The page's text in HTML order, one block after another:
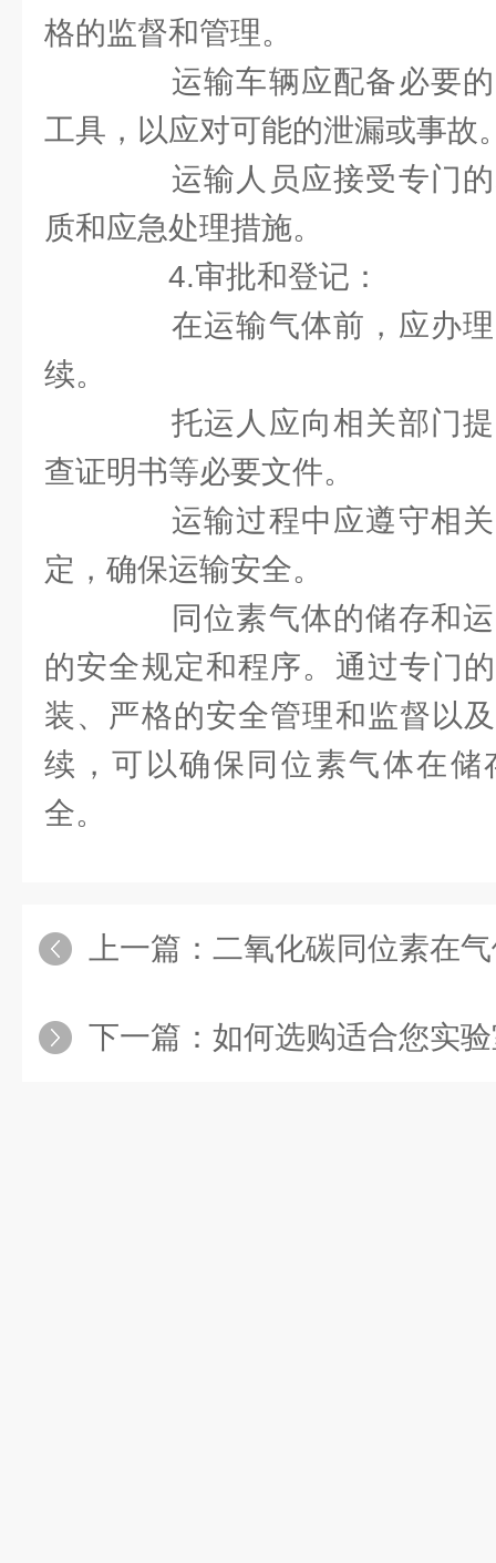
格的监督和管理。
运输车辆应配备必要的
工具，以应对可能的泄漏或事故
运输人员应接受专门的
质和应急处理措施。
4.审批和登记：
在运输气体前，应办理
续。
托运人应向相关部门提
查证明书等必要文件。
运输过程中应遵守相关
定，确保运输安全。
同位素气体的储存和运
的安全规定和程序。通过专门
装、严格的安全管理和监督以
续，可以确保同位素气体在储
全。
上一篇： 二氧化碳同位素在气候
下一篇： 如何选购适合您实